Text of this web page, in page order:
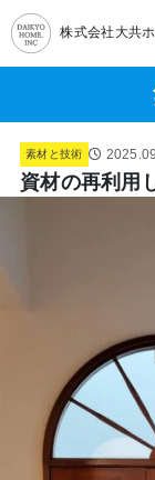
株式会社大共
素材と技術
資材の再利用